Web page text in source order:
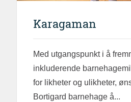
Karagaman
Med utgangspunkt i å
inkluderende
for likheter og ulikheter,
Bortigard barnehage å...